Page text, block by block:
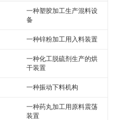
一种塑胶加工生产混料设
备
一种锌粉加工用入料装置
一种化工脱硫剂生产的烘
干装置
一种振动下料机构
一种药丸加工用原料震荡
装置